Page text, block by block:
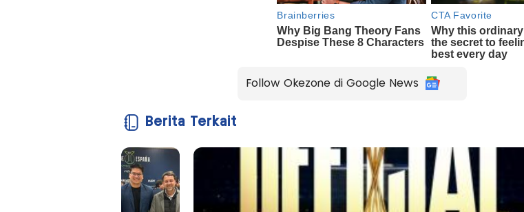
Follow Okezone di Google News
Berita Terkait